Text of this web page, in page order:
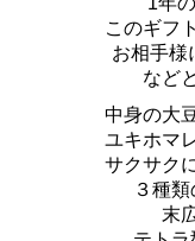
このギフ
お相手様
など
中身の大
ユキホマ
サクサク
３種
末